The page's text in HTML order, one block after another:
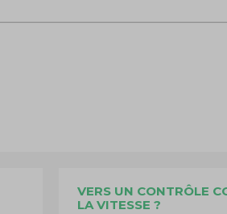
VERS UN CONTRÔLE
LA VITESSE ?